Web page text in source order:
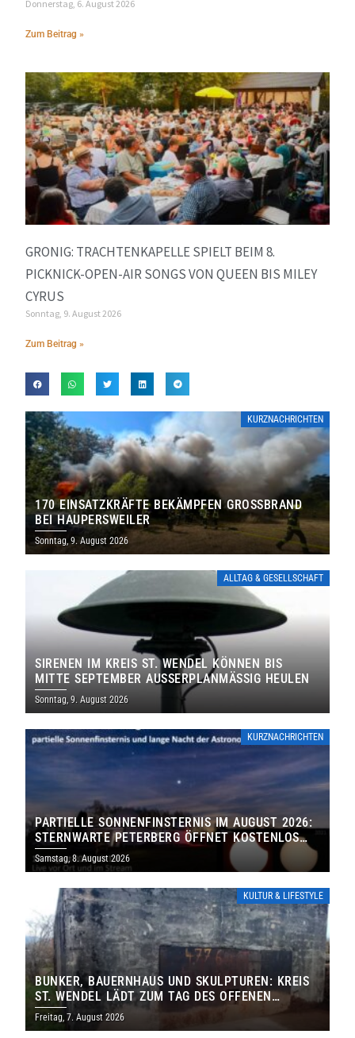
Donnerstag, 6. August 2026
Zum Beitrag »
GRONIG: TRACHTENKAPELLE SPIELT BEIM 8.
PICKNICK-OPEN-AIR SONGS VON QUEEN BIS MILEY
CYRUS
Sonntag, 9. August 2026
Zum Beitrag »
KURZNACHRICHTEN
170 EINSATZKRÄFTE BEKÄMPFEN GROSSBRAND B
EI HAUPERSWEILER
Sonntag, 9. August 2026
ALLTAG & GESELLSCHAFT
SIRENEN IM KREIS ST. WENDEL KÖNNEN BIS
MITTE SEPTEMBER AUSSERPLANMÄSSIG HEULEN
Sonntag, 9. August 2026
KURZNACHRICHTEN
PARTIELLE SONNENFINSTERNIS IM AUGUST 2026:
STERNWARTE PETERBERG ÖFFNET KOSTENLOS
IHRE TORE
Samstag, 8. August 2026
KULTUR & LIFESTYLE
BUNKER, BAUERNHAUS UND SKULPTUREN: KREIS
ST. WENDEL LÄDT ZUM TAG DES OFFENEN
DENKMALS EIN
Freitag, 7. August 2026